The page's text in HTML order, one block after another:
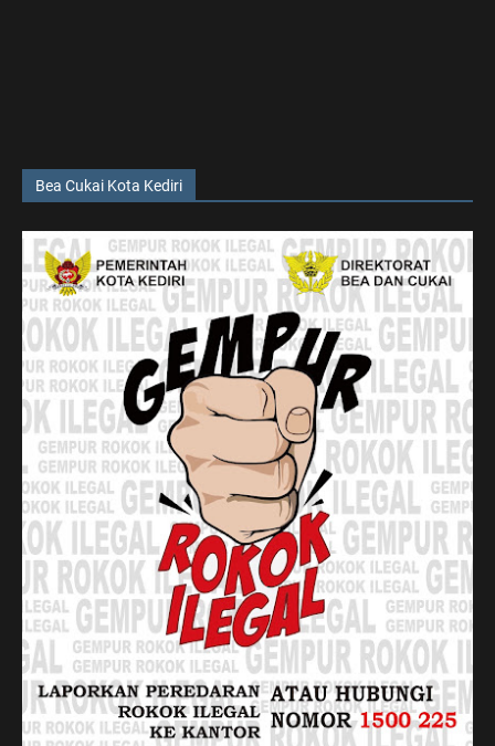
Bea Cukai Kota Kediri